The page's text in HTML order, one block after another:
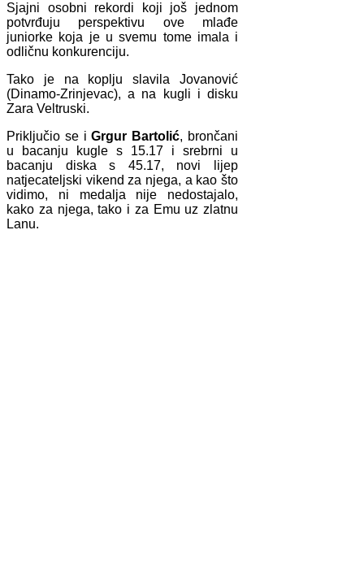
Sjajni osobni rekordi koji još jednom
potvrđuju perspektivu ove mlađe
juniorke koja je u svemu tome imala i
odličnu konkurenciju.
Tako je na koplju slavila Jovanović
(Dinamo-Zrinjevac), a na kugli i disku
Zara Veltruski.
Priključio se iGrgur Bartolić, brončani
u bacanju kugle s 15.17 i srebrni u
bacanju diska s 45.17, novi lijep
natjecateljski vikend za njega, a kao što
vidimo, ni medalja nije nedostajalo,
kako za njega, tako i za Emu uz zlatnu
Lanu.